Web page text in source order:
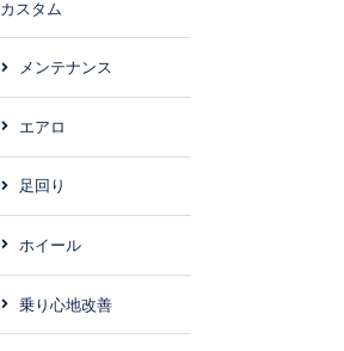
カスタム
メンテナンス
エアロ
足回り
ホイール
乗り心地改善